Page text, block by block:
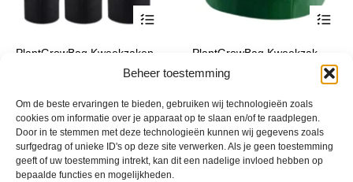
Beheer toestemming
Om de beste ervaringen te bieden, gebruiken wij technologieën zoals
cookies om informatie over je apparaat op te slaan en/of te raadplegen.
Door in te stemmen met deze technologieën kunnen wij gegevens zoals
surfgedrag of unieke ID's op deze site verwerken. Als je geen toestemming
geeft of uw toestemming intrekt, kan dit een nadelige invloed hebben op
bepaalde functies en mogelijkheden.
PlantGrowBag Kweekzaken
heeft
Deze
optie
kan
PlantGrowBag Kweekzak